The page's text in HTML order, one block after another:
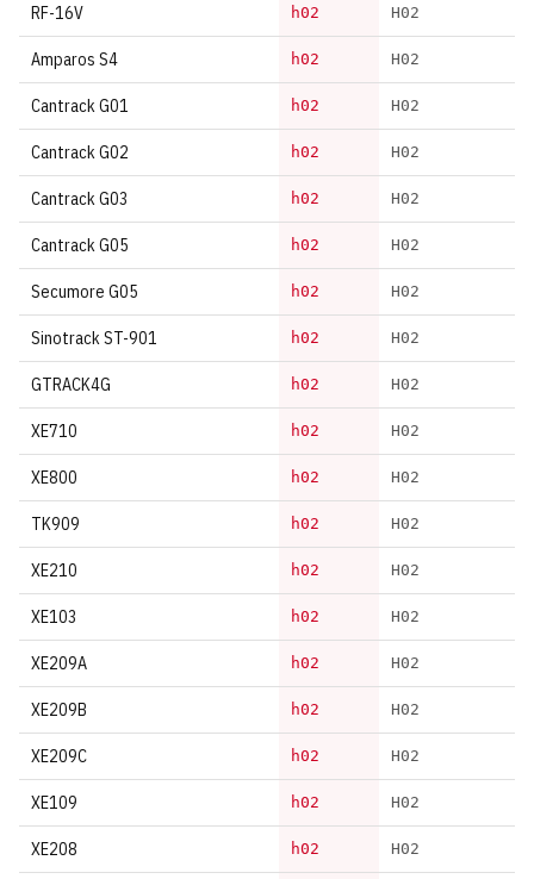
RF-16V h02 H02
Amparos S4 h02 H02
Cantrack G01 h02 H02
Cantrack G02 h02 H02
Cantrack G03 h02 H02
Cantrack G05 h02 H02
Secumore G05 h02 H02
Sinotrack ST-901 h02 H02
GTRACK4G h02 H02
XE710 h02 H02
XE800 h02 H02
TK909 h02 H02
XE210 h02 H02
XE103 h02 H02
XE209A h02 H02
XE209B h02 H02
XE209C h02 H02
XE109 h02 H02
XE208 h02 H02